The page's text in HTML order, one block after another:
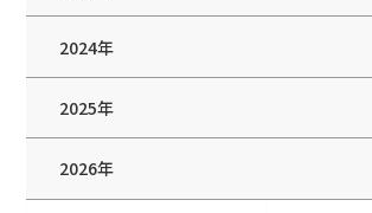
2024年
2025年
2026年